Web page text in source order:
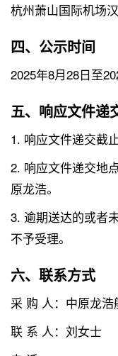
杭州萧山国际机场
四、公示时间
2025年8月28日至
五、响应文件递
1. 响应文件递交截
2. 响应文件递交地
原龙浩。
3. 逾期送达的或者
不予受理。
六、联系方式
采 购 人：中原龙浩
联 系 人：刘女士